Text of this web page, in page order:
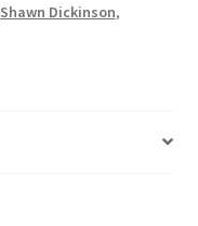
Shawn Dickinson,